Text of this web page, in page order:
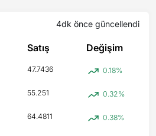
4dk önce güncellendi
Satış Değişim
47.7436 0.18%
55.251 0.32%
64.4811 0.38%